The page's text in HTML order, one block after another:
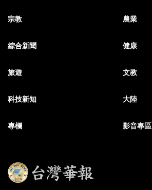
宗教 農業
綜合新聞 健康
旅遊 文教
科技新知 大陸
專欄 影音專區